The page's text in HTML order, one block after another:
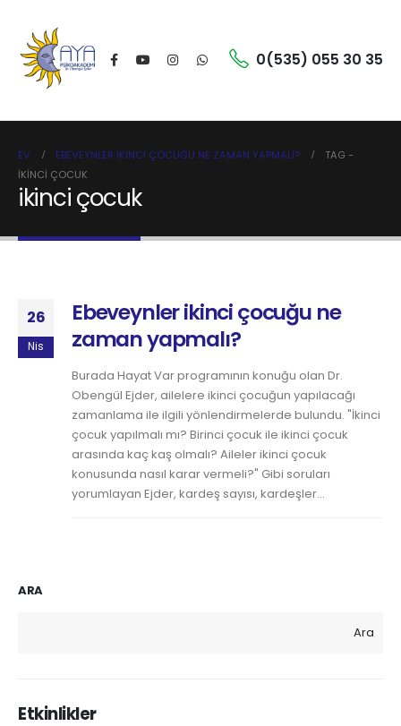
0(535) 055 30 35
EV EBEVEYNLER IKINCI ÇOCUĞU NE ZAMAN YAPMALI?
TAG -
IKINCI ÇOCUK
ikinci çocuk
26
Nis
Ebeveynler ikinci çocuğu ne
zaman yapmalı?
Burada Hayat Var programının konuğu olan Dr.
Obengül Ejder, ailelere ikinci çocuğun yapılacağı
zamanlama ile ilgili yönlendirmelerde bulundu. "İkinci
çocuk yapılmalı mı? Birinci çocuk ile ikinci çocuk
arasında kaç kaş olmalı? Aileler ikinci çocuk
konusunda nasıl karar vermeli?" Gibi soruları
yorumlayan Ejder, kardeş sayısı, kardeşler...
ARA
Ara
Etkinlikler